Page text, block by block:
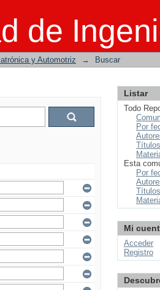
de
y Automotriz → Buscar
Listar
Todo
Por
Títulos
Esta
Por
Títulos
Mi
Acceder
Registro